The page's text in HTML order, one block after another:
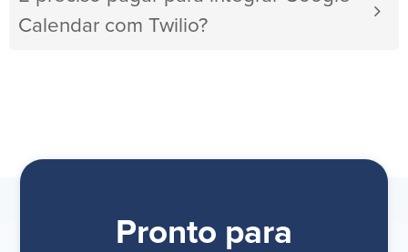
Calendar com Twilio?
Pronto para